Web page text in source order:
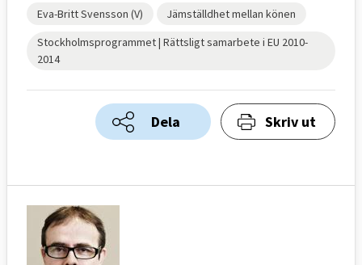
Eva-Britt Svensson (V)
Jämställdhet mellan könen
Stockholmsprogrammet | Rättsligt samarbete i EU 2010-
2014
Dela Skriv ut